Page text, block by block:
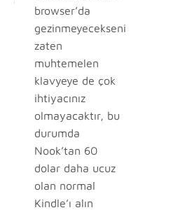
browser’da
gezinmeyecekseniz,
zaten
muhtemelen
klavyeye de çok
ihtiyacınız
olmayacaktır, bu
durumda
Nook’tan 60
dolar daha ucuz
olan normal
Kindle’ı alın